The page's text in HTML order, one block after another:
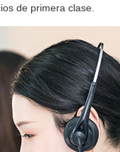
de primera clase.